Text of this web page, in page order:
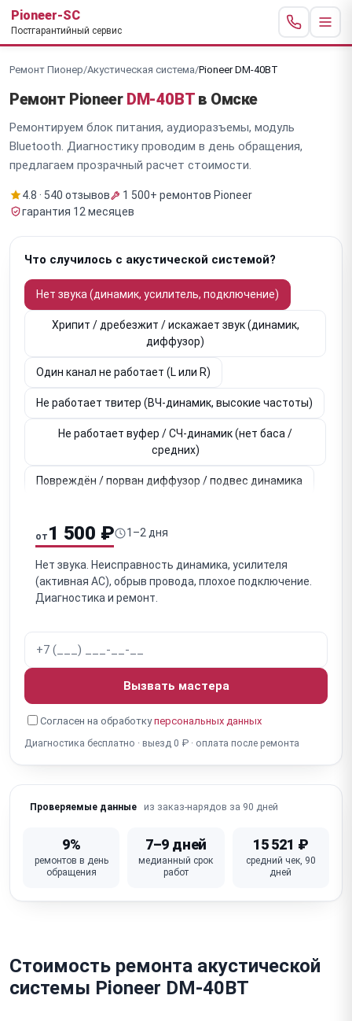
Pioneer-SC
Постгарантийный сервис
Ремонт Пионер/Акустическая система/Pioneer DM-40BT
Ремонт Pioneer DM-40BTв Омске
Ремонтируем блок питания, аудиоразъемы, модуль
Bluetooth. Диагностику проводим в день обращения,
предлагаем прозрачный расчет стоимости.
4.8 · 540 отзывов
1 500+ ремонтов Pioneer
гарантия 12 месяцев
Что случилось с акустической системой?
Нет звука (динамик, усилитель, подключение)
Хрипит / дребезжит / искажает звук (динамик,
диффузор)
Один канал не работает (L или R)
Не работает твитер (ВЧ-динамик, высокие частоты)
Не работает вуфер / СЧ-динамик (нет баса /
средних)
Повреждён / порван диффузор / подвес динамика
(пассивные)
Окисление / обрыв клемм / внутренней проводки
(пассивные)
Акустическая утечка / щели в корпусе (влияет на
Засорён / заткнут фазоинвертор / порт (ухудшение
баса)
Для активных: перегрев / отключается (усилитель)
Jack)
Для активных: не работают кнопки / регуляторы
(громкость, EQ)
от 1 500 ₽ 1–2 дня
Нет звука. Неисправность динамика, усилителя
(активная АС), обрыв провода, плохое подключение.
Диагностика и ремонт.
Вызвать мастера
Согласен на обработкуперсональных данных
Диагностика бесплатно · выезд 0 ₽ · оплата после ремонта
Проверяемые данные из заказ-нарядов за 90 дней
9%
ремонтов в день
обращения
7–9 дней
медианный срок
работ
15 521 ₽
средний чек, 90
дней
Стоимость ремонта акустической
системы Pioneer DM-40BT